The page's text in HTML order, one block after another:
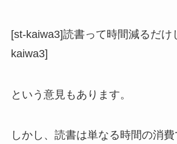
[st-kaiwa3]読書って時間減るだけ
kaiwa3]
という意見もあります。
しかし、読書は単なる時間の消費